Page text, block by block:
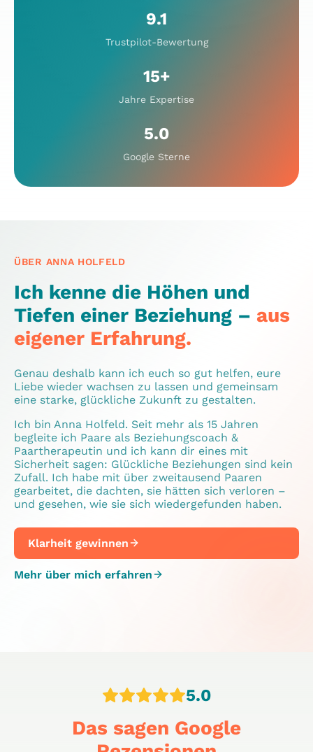
9.1
Trustpilot-Bewertung
15+
Jahre Expertise
5.0
Google Sterne
ÜBER ANNA HOLFELD
Ich kenne die Höhen und
Tiefen einer Beziehung – aus
eigener Erfahrung.
Genau deshalb kann ich euch so gut helfen, eure
Liebe wieder wachsen zu lassen und gemeinsam
eine starke, glückliche Zukunft zu gestalten.
Ich bin Anna Holfeld. Seit mehr als 15 Jahren
begleite ich Paare als Beziehungscoach &
Paartherapeutin und ich kann dir eines mit
Sicherheit sagen: Glückliche Beziehungen sind kein
Zufall. Ich habe mit über zweitausend Paaren
gearbeitet, die dachten, sie hätten sich verloren –
und gesehen, wie sie sich wiedergefunden haben.
Klarheit gewinnen
Mehr über mich erfahren
5.0
Das sagen Google